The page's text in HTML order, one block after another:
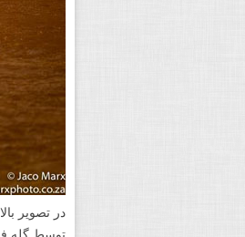
در تصویر